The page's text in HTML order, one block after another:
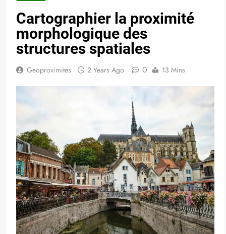
Cartographier la proximité
morphologique des
structures spatiales
Geoproximites 2 Years Ago 0 13 Mins